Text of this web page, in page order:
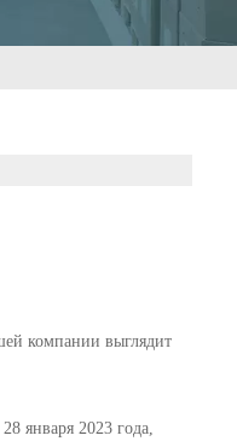
компании выглядит
января 2023 года,